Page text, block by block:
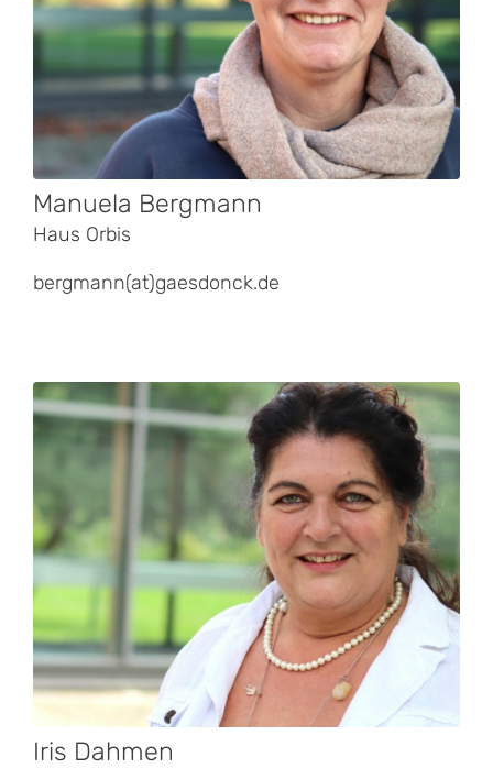
Manuela Bergmann
Haus Orbis
bergmann(at)gaesdonck.de
Iris Dahmen